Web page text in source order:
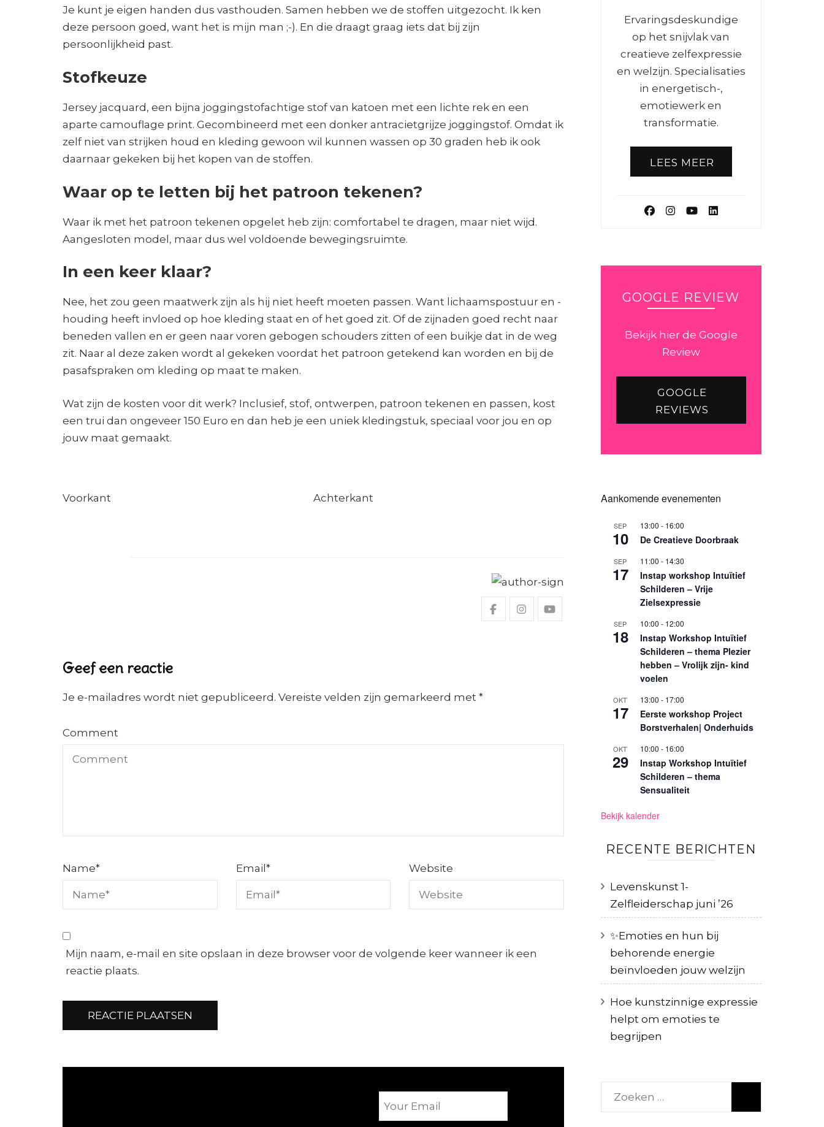
Je kunt je eigen handen dus vasthouden. Samen hebben we de stoffen uitgezocht. Ik ken
deze persoon goed, want het is mijn man ;-). En die draagt graag iets dat bij zijn
persoonlijkheid past.
Stofkeuze
Jersey jacquard, een bijna joggingstofachtige stof van katoen met een lichte rek en een
aparte camouflage print. Gecombineerd met een donker antracietgrijze joggingstof. Omdat ik
zelf niet van strijken houd en kleding gewoon wil kunnen wassen op 30 graden heb ik ook
daarnaar gekeken bij het kopen van de stoffen.
Waar op te letten bij het patroon tekenen?
Waar ik met het patroon tekenen opgelet heb zijn: comfortabel te dragen, maar niet wijd.
Aangesloten model, maar dus wel voldoende bewegingsruimte.
In een keer klaar?
Nee, het zou geen maatwerk zijn als hij niet heeft moeten passen. Want lichaamspostuur en -
houding heeft invloed op hoe kleding staat en of het goed zit. Of de zijnaden goed recht naar
beneden vallen en er geen naar voren gebogen schouders zitten of een buikje dat in de weg
zit. Naar al deze zaken wordt al gekeken voordat het patroon getekend kan worden en bij de
pasafspraken om kleding op maat te maken.
Wat zijn de kosten voor dit werk? Inclusief, stof, ontwerpen, patroon tekenen en passen, kost
een trui dan ongeveer 150 Euro en dan heb je een uniek kledingstuk, speciaal voor jou en op
jouw maat gemaakt.
Voorkant Achterkant
Geef een reactie
Je e-mailadres wordt niet gepubliceerd. Vereiste velden zijn gemarkeerd met *
Comment
Name* Email* Website
Mijn naam, e-mail en site opslaan in deze browser voor de volgende keer wanneer ik een
reactie plaats.
Ervaringsdeskundige
op het snijvlak van
creatieve zelfexpressie
en welzijn. Specialisaties
in energetisch-,
emotiewerk en
transformatie.
LEES MEER
GOOGLE REVIEW
Bekijk hier de Google
Review
GOOGLE
REVIEWS
Aankomende evenementen
SEP
10
13:00 - 16:00
De Creatieve Doorbraak
SEP
17
11:00 - 14:30
Instap workshop Intuïtief
Schilderen – Vrije
Zielsexpressie
SEP
18
10:00 - 12:00
Instap Workshop Intuïtief
Schilderen – thema Plezier
hebben – Vrolijk zijn- kind
voelen
OKT
17
13:00 - 17:00
Eerste workshop Project
Borstverhalen| Onderhuids
OKT
29
10:00 - 16:00
Instap Workshop Intuïtief
Schilderen – thema
Sensualiteit
Bekijk kalender
RECENTE BERICHTEN
Levenskunst 1-
Zelfleiderschap juni ’26
✨️Emoties en hun bij
behorende energie
beïnvloeden jouw welzijn
Hoe kunstzinnige expressie
helpt om emoties te
begrijpen
Zoeken
naar: